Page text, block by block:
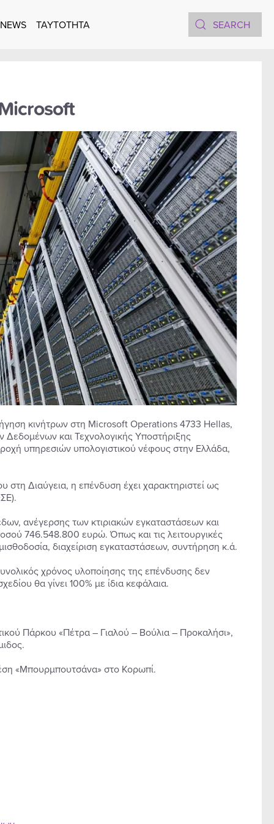
TAYTOTHTA
κινήτρων στη Microsoft Operations 4733 Hellas,
Δεδομένων και Τεχνολογικής Υποστήριξης
υπηρεσιών υπολογιστικού νέφους στην Ελλάδα,
Διαύγεια, η επένδυση έχει χαρακτηριστεί ως
ανέγερσης των κτιριακών εγκαταστάσεων και
746.548.800 ευρώ. Όπως και τις λειτουργικές
διαχείριση εγκαταστάσεων, συντήρηση κ.ά.
χρόνος υλοποίησης της επένδυσης δεν
θα γίνει 100% με ίδια κεφάλαια.
Πάρκου «Πέτρα – Γιαλού – Βούλια – Προκαλήσι»,
«Μπουρμπουτσάνα» στο Κορωπί.